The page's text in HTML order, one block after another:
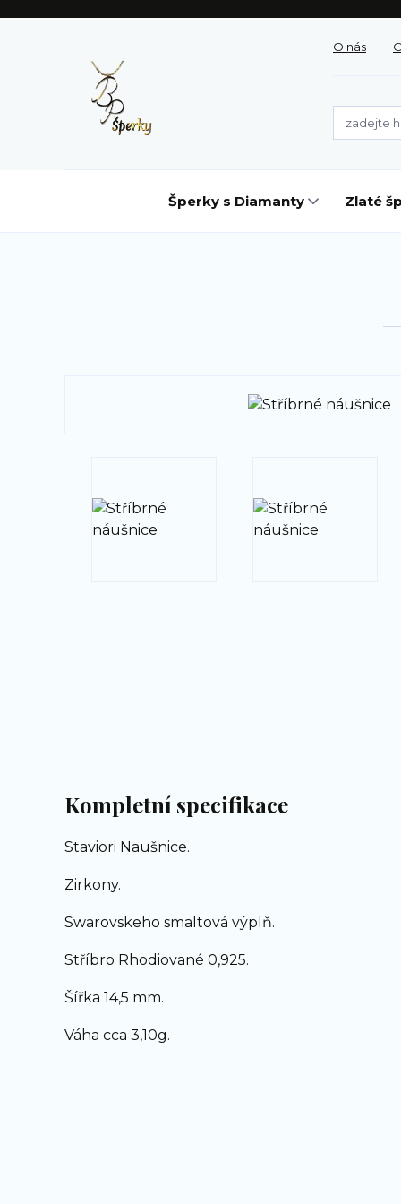
O nás
Šperky s Diamanty Zlaté
Kompletní specifikace
Staviori Naušnice.
Zirkony.
Swarovskeho smaltová výplň.
Stříbro Rhodiované 0,925.
Šířka 14,5 mm.
Váha cca 3,10g.